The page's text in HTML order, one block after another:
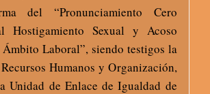
del “Pronunciamiento Cero
Hostigamiento Sexual y Acoso
Ámbito Laboral”, siendo testigos la
Humanos y Organización,
Unidad de Enlace de Igualdad de